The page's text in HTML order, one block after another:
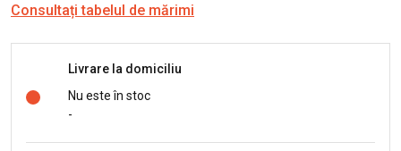
Consultați tabelul de mărimi
Livrare la domiciliu
Nu este în stoc
-